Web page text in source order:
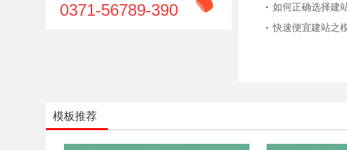
0371-56789-390
如何正确选择建
快速便宜建站之
模板推荐